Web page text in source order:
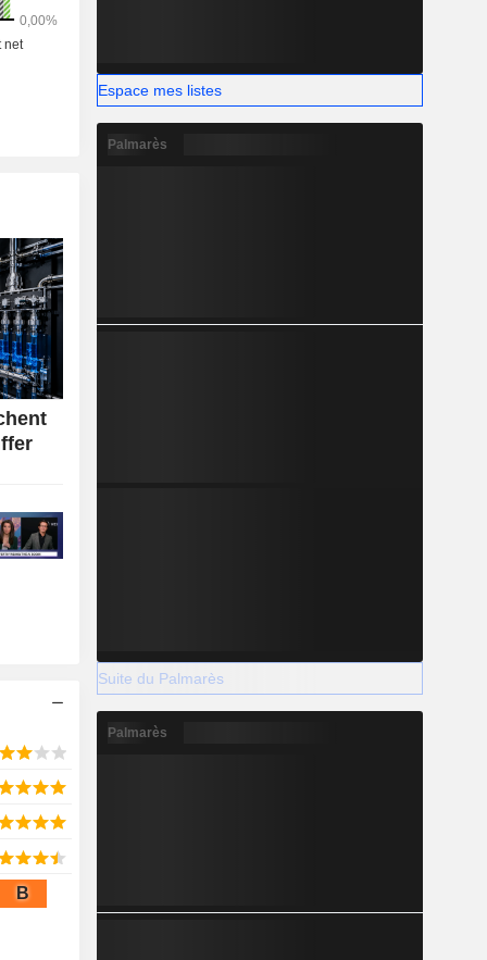
B
Espace mes listes
Palmarès
Suite du Palmarès
Palmarès